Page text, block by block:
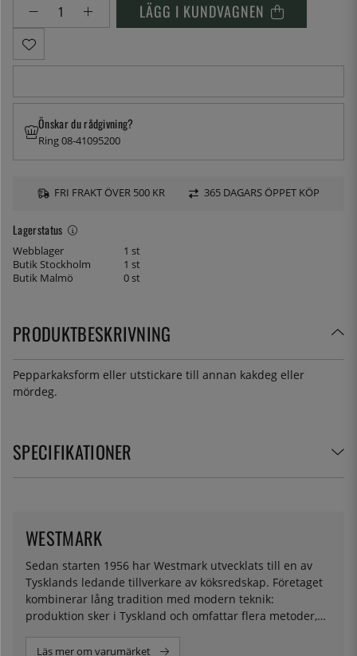
LÄGG I KUNDVAGNEN
Lagerstatus
Webblager
1 st
Butik Stockholm
1 st
Butik Malmö
0 st
Önskar du rådgivning?
Ring 08-41095200
FRI FRAKT ÖVER 500 KR 365 DAGARS ÖPPET KÖP
PRODUKTBESKRIVNING
Pepparkaksform eller utstickare till annan kakdeg eller
mördeg.
SPECIFIKATIONER
Sedan starten 1956 har Westmark utvecklats till en av
Tysklands ledande tillverkare av köksredskap. Företaget
kombinerar lång tradition med modern teknik:
produktion sker i Tyskland och omfattar flera metoder,
samt metallbearbetning.
WESTMARK
Läs mer om varumärket